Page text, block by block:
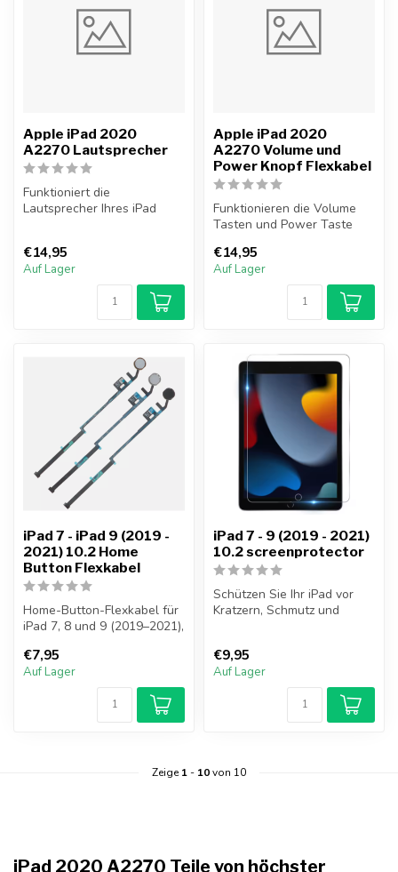
Apple iPad 2020
A2270 Lautsprecher
Funktioniert die
Lautsprecher Ihres iPad
€14,95
Auf Lager
Apple iPad 2020
A2270 Volume und
Power Knopf Flexkabel
Funktionieren die Volume
Tasten und Power Taste
Taus...
€14,95
Auf Lager
iPad 7 - iPad 9 (2019 -
2021) 10.2 Home
Button Flexkabel
Home-Button-Flexkabel für
iPad 7, 8 und 9 (2019–2021),
€7,95
Auf Lager
iPad 7 - 9 (2019 - 2021)
10.2 screenprotector
Schützen Sie Ihr iPad vor
Kratzern, Schmutz und
€9,95
Auf Lager
Zeige1- 10von 10
iPad 2020 A2270 Teile von höchster